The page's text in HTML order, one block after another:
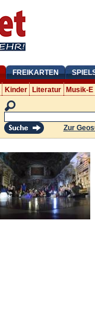
FREIKARTEN
Kinder Literatur Musik-E
Zur